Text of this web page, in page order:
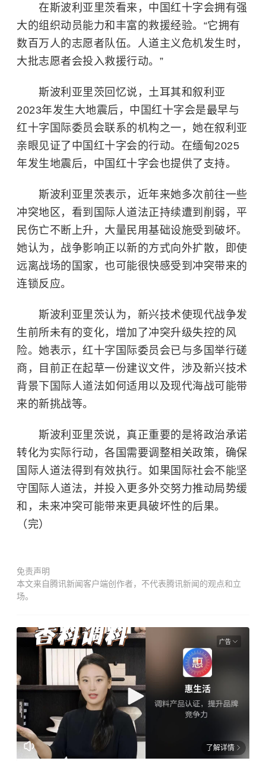
在斯波利亚里茨看来， 中国红十字会拥有强
大的组织动员能力和丰富的救援经验。“它拥有
数百万人的志愿者队伍。人道主义危机发生时，
大批志愿者会投入救援行动。”
斯波利亚里茨回忆说，土耳其和叙利亚
2023年发生大地震后，中国红十字会是最早与
红十字国际委员会联系的机构之一，她在叙利亚
亲眼见证了中国红十字会的行动。在缅甸2025
年发生地震后，中国红十字会也提供了支持。
斯波利亚里茨表示，近年来她多次前往一些
冲突地区，看到国际人道法正持续遭到削弱，平
民伤亡不断上升，大量民用基础设施受到破坏。
她认为，战争影响正以新的方式向外扩散，即使
远离战场的国家，也可能很快感受到冲突带来的
连锁反应。
斯波利亚里茨认为，新兴技术使现代战争发
生前所未有的变化，增加了冲突升级失控的风
险。她表示，红十字国际委员会已与多国举行磋
商，目前正在起草一份建议文件，涉及新兴技术
背景下国际人道法如何适用以及现代海战可能带
来的新挑战等。
斯波利亚里茨说，真正重要的是将政治承诺
转化为实际行动，各国需要调整相关政策，确保
国际人道法得到有效执行。如果国际社会不能坚
守国际人道法，并投入更多外交努力推动局势缓
和，未来冲突可能带来更具破坏性的后果。
（完）
免责声明
本文来自腾讯新闻客户端创作者，不代表腾讯新闻的观点和立
场。
广告
了解详情